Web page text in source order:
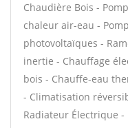
Chaudière Bois -
chaleur air-eau -
photovoltaïques -
inertie - Chauffage
bois - Chauffe-eau
- Climatisation
Radiateur Électrique -